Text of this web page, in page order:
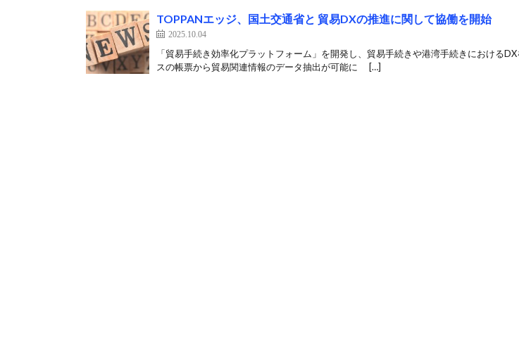
TOPPANエッジ、国土交通省と 貿易DXの推進に関して協働を開始
2025.10.04
「貿易手続き効率化プラットフォーム」を開発し、貿易手続きや港湾手続きにおける
スの帳票から貿易関連情報のデータ抽出が可能に […]